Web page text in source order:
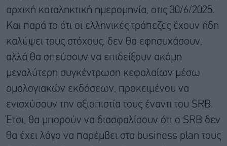
αρχική καταληκτική ημερομηνία, στις 30/6/2025.
Και παρά το ότι οι ελληνικές τράπεζες έχουν ήδη
καλύψει τους στόχους, δεν θα εφησυχάσουν,
αλλά θα σπεύσουν να επιδείξουν ακόμη
μεγαλύτερη συγκέντρωση κεφαλαίων μέσω
ομολογιακών εκδόσεων, προκειμένου να
ενισχύσουν την αξιοπιστία τους έναντι του SRB.
Έτσι, θα μπορούν να διασφαλίσουν ότι ο SRB δεν
θα έχει λόγο να παρέμβει στα business plan τους